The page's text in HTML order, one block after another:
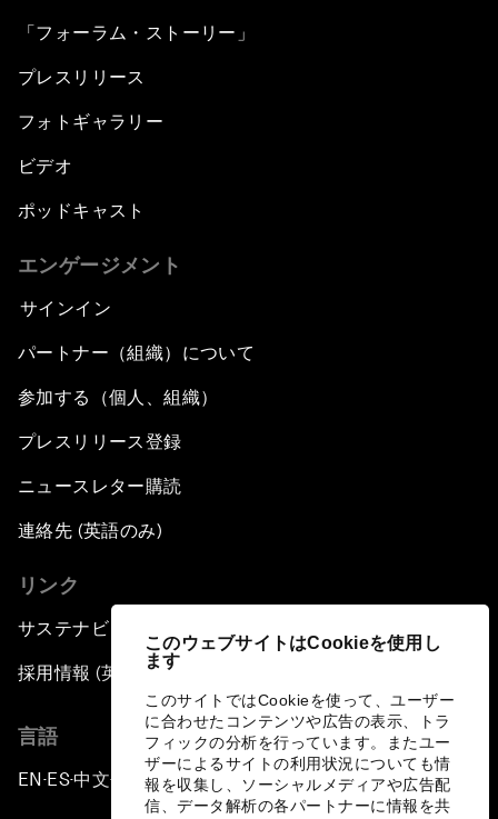
このウェブサイトはCookieを使用し
ます
このサイトではCookieを使って、ユーザー
に合わせたコンテンツや広告の表示、トラ
フィックの分析を行っています。またユー
ザーによるサイトの利用状況についても情
報を収集し、ソーシャルメディアや広告配
信、データ解析の各パートナーに情報を共
「フォーラム・ストーリー」
プレスリリース
フォトギャラリー
ビデオ
ポッドキャスト
エンゲージメント
サインイン
パートナー（組織）について
参加する（個人、組織）
プレスリリース登録
ニュースレター購読
連絡先 (英語のみ)
リンク
サステナビリティへの取り組み
採用情報 (英語のみ)
言語
EN ▪ES▪中文▪ 日本語